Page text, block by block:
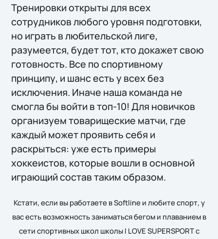
Тренировки открыты для всех
сотрудников любого уровня подготовки,
но играть в любительской лиге,
разумеется, будет тот, кто докажет свою
готовность. Все по спортивному
принципу, и шанс есть у всех без
исключения. Иначе наша команда не
смогла бы войти в топ-10! Для новичков
организуем товарищеские матчи, где
каждый может проявить себя и
раскрыться: уже есть примеры
хоккеистов, которые вошли в основной
играющий состав таким образом.
Кстати, если вы работаете в Softline и любите спорт, у
вас есть возможность заниматься бегом и плаванием в
сети спортивных школ школы I LOVE SUPERSPORT с